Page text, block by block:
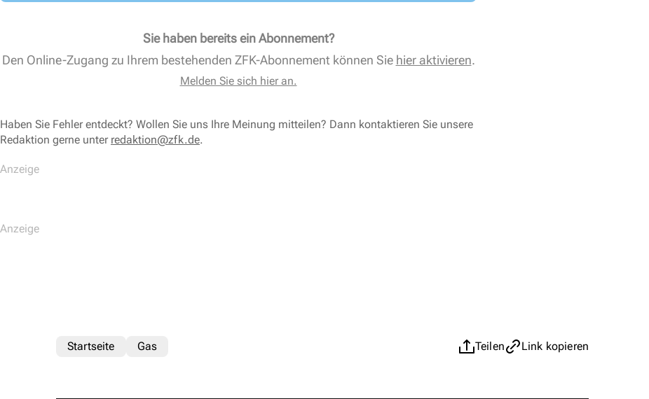
Sie haben bereits ein Abonnement?
Den Online-Zugang zu Ihrem bestehenden ZFK-Abonnement können Sie hier aktivieren.
Melden Sie sich hier an.
Haben Sie Fehler entdeckt? Wollen Sie uns Ihre Meinung mitteilen? Dann kontaktieren Sie unsere
Redaktion gerne unter redaktion@zfk.de.
Teilen Link kopieren
Startseite Gas